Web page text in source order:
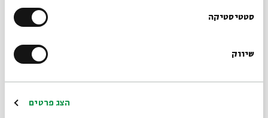
סטטיסטיקה
שיווק
הצג פרטים